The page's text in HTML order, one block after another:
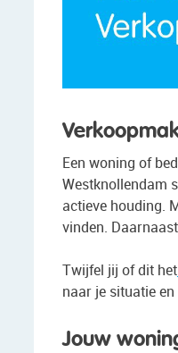
Een woning of
Westknollendam
actieve houding.
vinden.
Twijfel jij of dit het
naar je situatie
Jouw